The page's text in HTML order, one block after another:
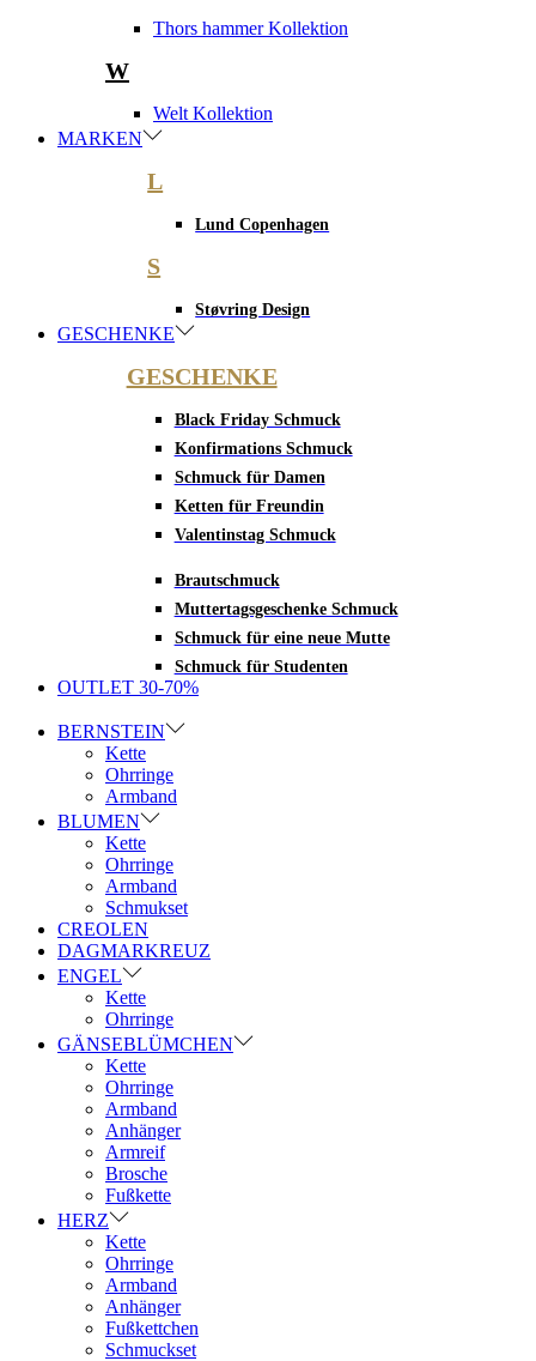
Thors hammer Kollektion
W
Welt Kollektion
MARKEN
L
Lund Copenhagen
S
Støvring Design
GESCHENKE
GESCHENKE
Black Friday Schmuck
Konfirmations Schmuck
Schmuck für Damen
Ketten für Freundin
Valentinstag Schmuck
Brautschmuck
Muttertagsgeschenke Schmuck
Schmuck für eine neue Mutte
Schmuck für Studenten
OUTLET 30-70%
BERNSTEIN
Kette
Ohrringe
Armband
BLUMEN
Kette
Ohrringe
Armband
Schmukset
CREOLEN
DAGMARKREUZ
ENGEL
Kette
Ohrringe
GÄNSEBLÜMCHEN
Kette
Ohrringe
Armband
Anhänger
Armreif
Brosche
Fußkette
HERZ
Kette
Ohrringe
Armband
Anhänger
Fußkettchen
Schmuckset